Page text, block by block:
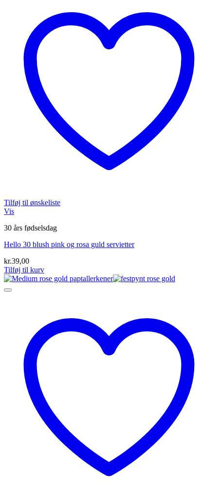
Tilføj til ønskeliste
Vis
30 års fødselsdag
Hello 30 blush pink og rosa guld servietter
kr.39,00
Tilføj til kurv